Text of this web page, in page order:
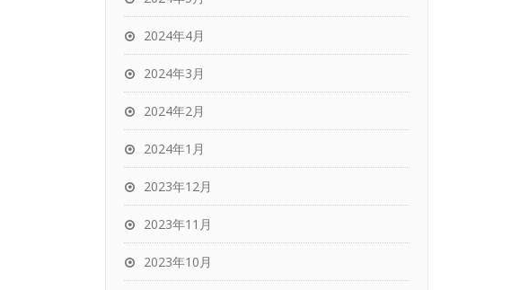
2024年4月
2024年3月
2024年2月
2024年1月
2023年12月
2023年11月
2023年10月